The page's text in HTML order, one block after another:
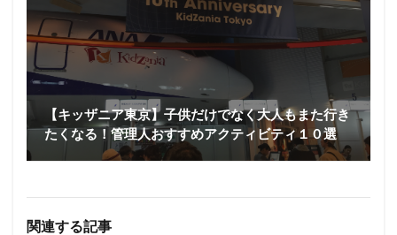
【キッザニア東京】子供だけでなく大人もまた行き
たくなる！管理人おすすめアクティビティ１０選
関連する記事